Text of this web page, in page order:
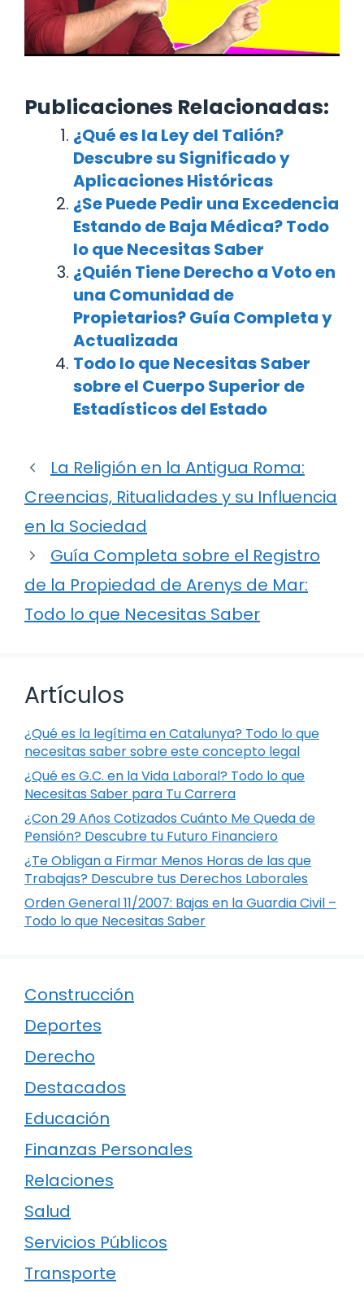
Publicaciones Relacionadas:
¿Qué es la Ley del Talión?
Descubre su Significado y
Aplicaciones Históricas
¿Se Puede Pedir una Excedencia
Estando de Baja Médica? Todo
lo que Necesitas Saber
¿Quién Tiene Derecho a Voto en
una Comunidad de
Propietarios? Guía Completa y
Actualizada
Todo lo que Necesitas Saber
sobre el Cuerpo Superior de
Estadísticos del Estado
La Religión en la Antigua Roma:
Creencias, Ritualidades y su Influencia
en la Sociedad
Guía Completa sobre el Registro
de la Propiedad de Arenys de Mar:
Todo lo que Necesitas Saber
Artículos
¿Qué es la legítima en Catalunya? Todo lo que
necesitas saber sobre este concepto legal
¿Qué es G.C. en la Vida Laboral? Todo lo que
Necesitas Saber para Tu Carrera
¿Con 29 Años Cotizados Cuánto Me Queda de
Pensión? Descubre tu Futuro Financiero
¿Te Obligan a Firmar Menos Horas de las que
Trabajas? Descubre tus Derechos Laborales
Orden General 11/2007: Bajas en la Guardia Civil –
Todo lo que Necesitas Saber
Construcción
Deportes
Derecho
Destacados
Educación
Finanzas Personales
Relaciones
Salud
Servicios Públicos
Transporte